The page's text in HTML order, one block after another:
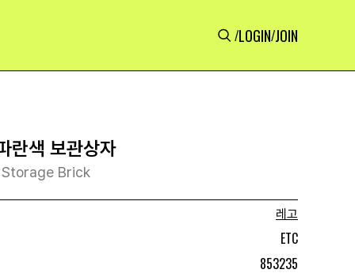
/LOGIN/JOIN
란색 보관상자
Brick
레고
ETC
853235